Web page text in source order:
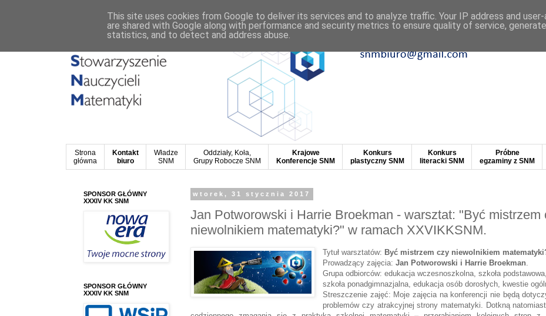
Strona
główna
Kontakt
biuro
Władze
SNM
Oddziały, Koła,
Grupy Robocze SNM
Krajowe
Konferencje SNM
Konkurs
plastyczny SNM
Konkurs
literacki SNM
Próbne
egzaminy z SNM
wtorek, 31 stycznia 2017
Jan Potworowski i Harrie Broekman - warsztat: "Być mistrzem
niewolnikiem matematyki?" w ramach XXVIKKSNM.
Tytuł warsztatów: Być mistrzem czy niewolnikiem
Prowadzący zajęcia:Jan Potworowski i Harrie Broekman.
Grupa odbiorców: edukacja wczesnoszkolna, szkoła
szkoła ponadgimnazjalna, edukacja osób dorosłych, kwestie
Streszczenie zajęć: Moje zajęcia na konferencji nie będą
problemów czy atrakcyjnej strony matematyki. Dotkną
SPONSOR GŁÓWNY
XXXIV KK SNM
SPONSOR GŁÓWNY
XXXIV KK SNM
This site uses cookies from Google to deliver its services and to analyze traffic. Your IP address and
are shared with Google along with performance and security metrics to ensure quality of service,
statistics, and to detect and address abuse.